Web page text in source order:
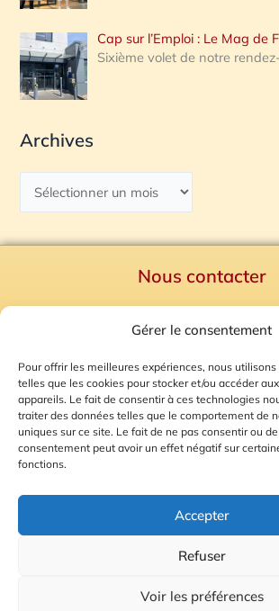
Gérer le consentement
Pour offrir les meilleures expériences, nous
telles que les cookies pour stocker et/ou accéder
appareils. Le fait de consentir à ces technologies
traiter des données telles que le comportement de
uniques sur ce site. Le fait de ne pas consentir ou
consentement peut avoir un effet négatif sur
fonctions.
Accepter
Refuser
Voir les préférences
Cap sur l’Emploi : Le Mag de
Sixième volet de notre
Archives
Nous contacter
Mentions Légales
Gestion des
© 2026 Radio Calade